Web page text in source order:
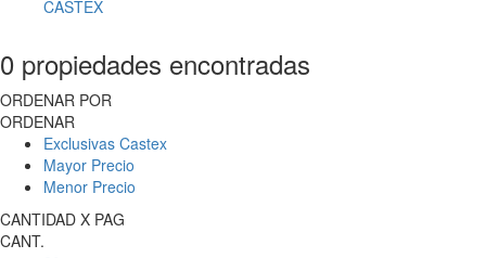
CASTEX
0 propiedades encontradas
ORDENAR POR
ORDENAR
Exclusivas Castex
Mayor Precio
Menor Precio
CANTIDAD X PAG
CANT.